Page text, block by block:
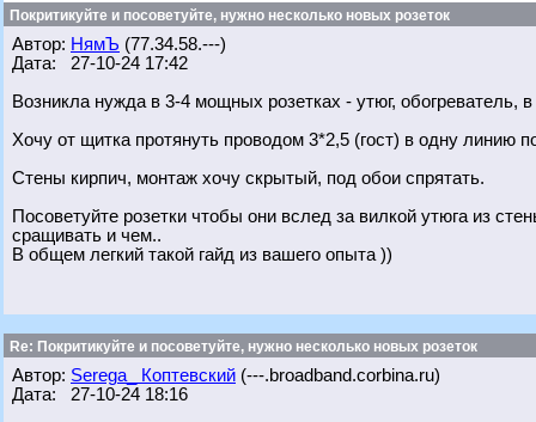
Покритикуйте и посоветуйте, нужно несколько новых розеток
Автор: НямЪ (77.34.58.---)
Дата: 27-10-24 17:42
Возникла нужда в 3-4 мощных розетках - утюг, обогреватель,
Хочу от щитка протянуть проводом 3*2,5 (гост) в одну линию
Стены кирпич, монтаж хочу скрытый, под обои спрятать.
Посоветуйте розетки чтобы они вслед за вилкой утюга из
сращивать и чем..
В общем легкий такой гайд из вашего опыта ))
Re: Покритикуйте и посоветуйте, нужно несколько новых розеток
Автор: Serega_ Коптевский (---.broadband.corbina.ru)
Дата: 27-10-24 18:16